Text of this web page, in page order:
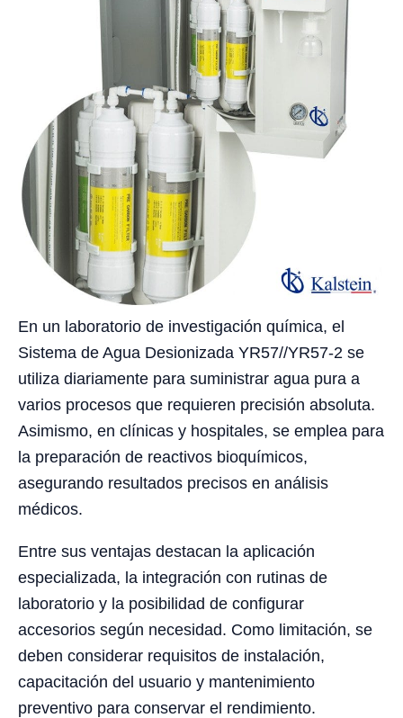
En un laboratorio de investigación química, el
Sistema de Agua Desionizada YR57//YR57-2 se
utiliza diariamente para suministrar agua pura a
varios procesos que requieren precisión absoluta.
Asimismo, en clínicas y hospitales, se emplea para
la preparación de reactivos bioquímicos,
asegurando resultados precisos en análisis
médicos.
Entre sus ventajas destacan la aplicación
especializada, la integración con rutinas de
laboratorio y la posibilidad de configurar
accesorios según necesidad. Como limitación, se
deben considerar requisitos de instalación,
capacitación del usuario y mantenimiento
preventivo para conservar el rendimiento.